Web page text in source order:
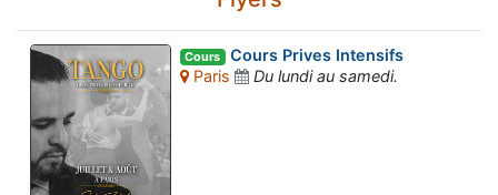
Cours Cours Prives Intensifs
Paris
Du lundi au samedi.